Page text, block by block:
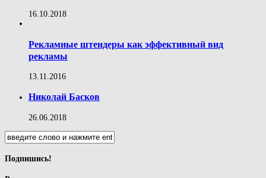
16.10.2018
Рекламные штендеры как эффективный вид
рекламы
13.11.2016
Николай Басков
26.06.2018
Подпишись!